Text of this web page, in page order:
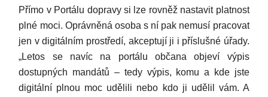
Přímo v Portálu dopravy si lze rovněž nastavit platnost
plné moci. Oprávněná osoba s ní pak nemusí pracovat
jen v digitálním prostředí, akceptují ji i příslušné úřady.
„Letos se navíc na portálu občana objeví výpis
dostupných mandátů – tedy výpis, komu a kde jste
digitální plnou moc udělili nebo kdo ji udělil vám. A